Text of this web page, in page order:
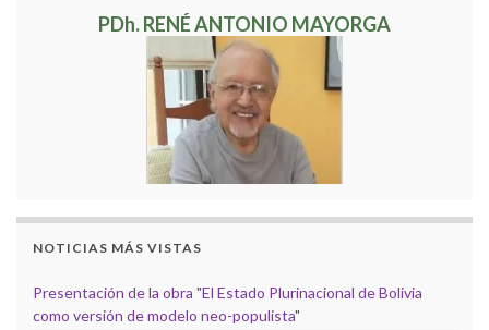
PDh. RENÉ ANTONIO MAYORGA
NOTICIAS MÁS VISTAS
Presentación de la obra "El Estado Plurinacional de Bolivia
como versión de modelo neo-populista"